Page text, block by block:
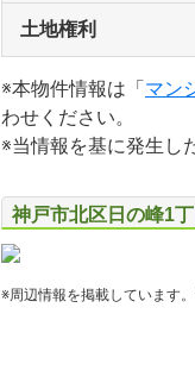
土地権利
※本物件情報は「 マン
わせください。
※当情報を基に発生し
神戸市北区日の峰1
※周辺情報を掲載しています